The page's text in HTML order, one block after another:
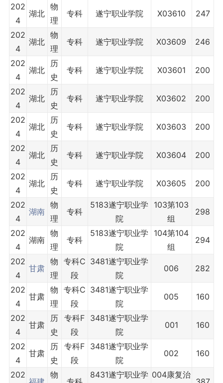
202
4
湖北
物
理
专科 遂宁职业学院 X03610 247
202
4
湖北
物
理
专科 遂宁职业学院 X03609 246
202
4
湖北
历
史
专科 遂宁职业学院 X03601 200
202
4
湖北
历
史
专科 遂宁职业学院 X03602 200
202
4
湖北
历
史
专科 遂宁职业学院 X03603 200
202
4
湖北
历
史
专科 遂宁职业学院 X03604 200
202
4
湖北
历
史
专科 遂宁职业学院 X03605 200
202
4
湖南
物
理
专科
5183遂宁职业学
院
103第103
组
298
202
4
湖南
物
理
专科
5183遂宁职业学
院
104第104
组
294
202
4
甘肃
物
理
专科C
段
3481遂宁职业学
院
006 282
202
4
甘肃
物
理
专科C
段
3481遂宁职业学
院
005 160
202
4
甘肃
历
史
专科F
段
3481遂宁职业学
院
001 160
202
4
甘肃
历
史
专科F
段
3481遂宁职业学
院
002 160
202 物 8431遂宁职业学 004康复治